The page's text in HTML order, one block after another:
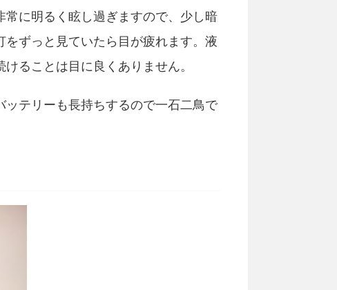
に明るく眩し過ぎますので、少し暗
をずっと見ていたら目が疲れます。液
ることは目に良くありません。
ッテリーも長持ちするので一石二鳥で